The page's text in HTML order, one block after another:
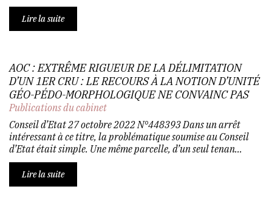
Lire la suite
AOC : EXTRÊME RIGUEUR DE LA DÉLIMITATION
D’UN 1ER CRU : LE RECOURS À LA NOTION D’UNITÉ
GÉO-PÉDO-MORPHOLOGIQUE NE CONVAINC PAS
Publications du cabinet
Conseil d’Etat 27 octobre 2022 N°448393 Dans un arrêt
intéressant à ce titre, la problématique soumise au Conseil
d’Etat était simple. Une même parcelle, d’un seul tenan...
Lire la suite